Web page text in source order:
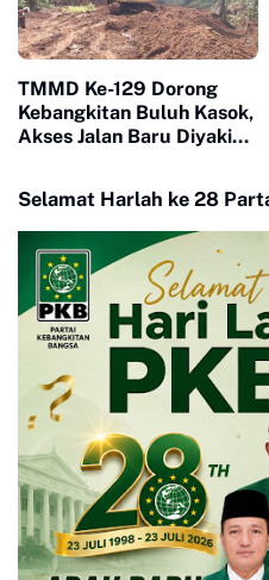
TMMD Ke-129 Dorong
Kebangkitan Buluh Kasok,
Akses Jalan Baru Diyakini
Selamat Harlah ke 28